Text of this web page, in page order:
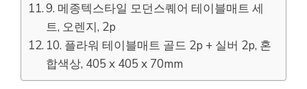
9. 메종텍스타일 모던스퀘어 테이블매트 세
트, 오렌지, 2p
10. 플라워 테이블매트 골드 2p + 실버 2p, 혼
합색상, 405 x 405 x 70mm